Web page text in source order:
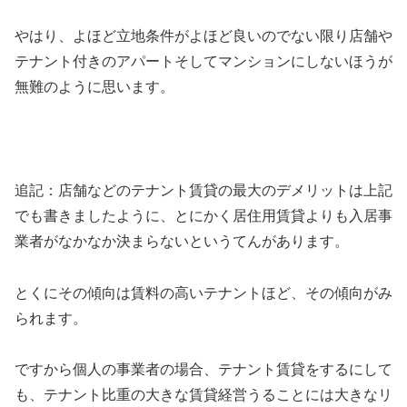
やはり、よほど立地条件がよほど良いのでない限り店舗や
テナント付きのアパートそしてマンションにしないほうが
無難のように思います。
追記：店舗などのテナント賃貸の最大のデメリットは上記
でも書きましたように、とにかく居住用賃貸よりも入居事
業者がなかなか決まらないというてんがあります。
とくにその傾向は賃料の高いテナントほど、その傾向がみ
られます。
ですから個人の事業者の場合、テナント賃貸をするにして
も、テナント比重の大きな賃貸経営うることには大きなリ